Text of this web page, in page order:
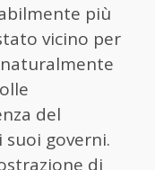
più
vicino per
del
governi.
di